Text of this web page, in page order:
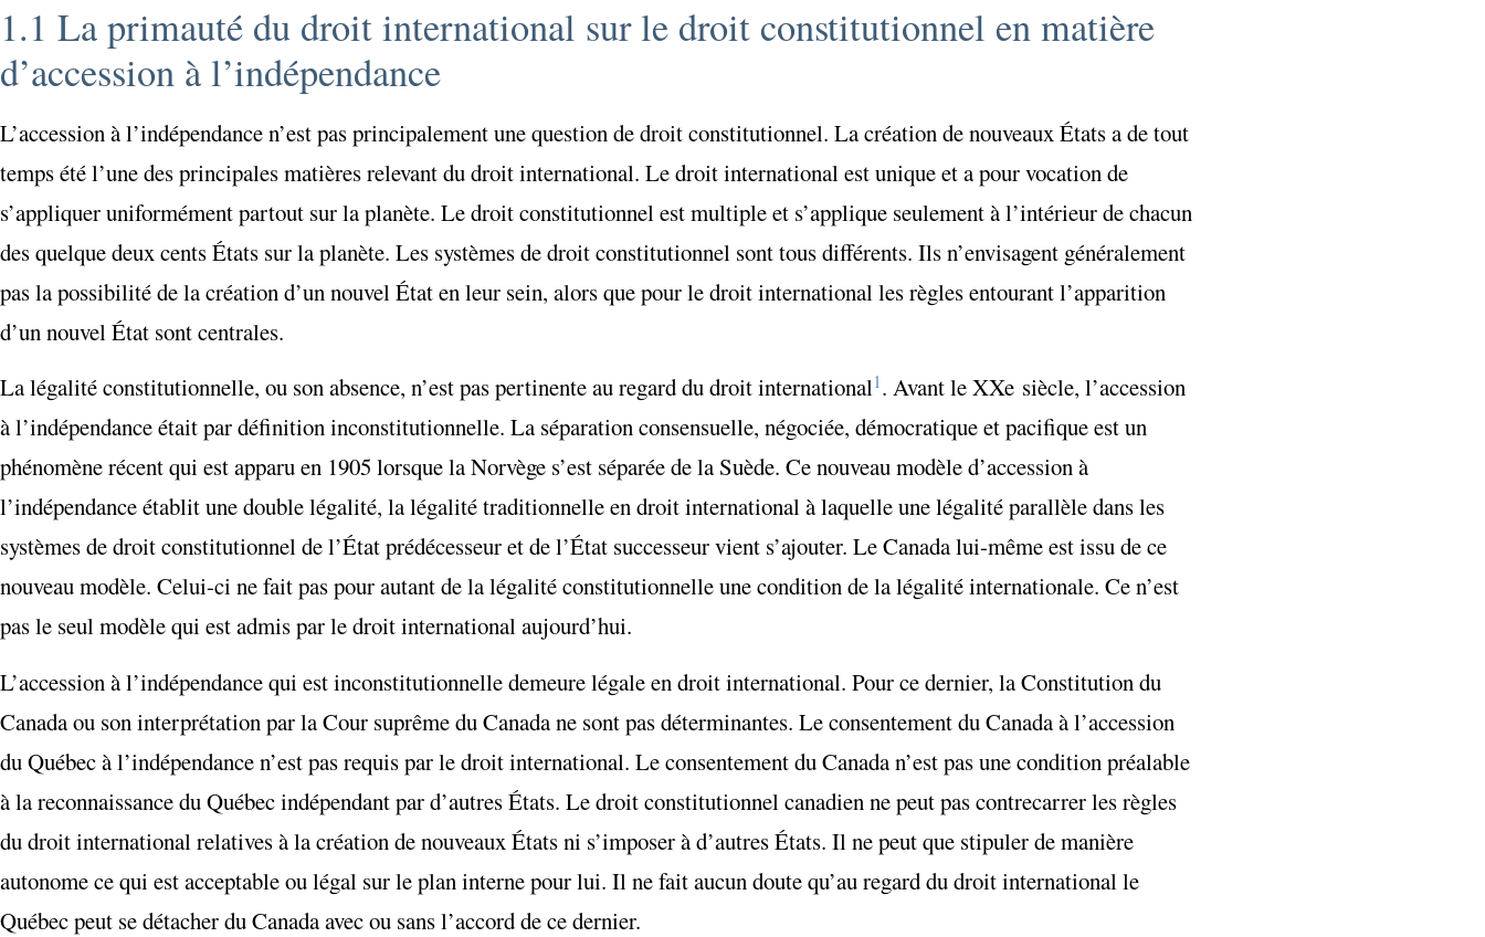
1.1 La primauté du droit international sur le droit constitutionnel en matière
d’accession à l’indépendance
L’accession à l’indépendance n’est pas principalement une question de droit constitutionnel. La création de nouveaux États a de tout
temps été l’une des principales matières relevant du droit international. Le droit international est unique et a pour vocation de
s’appliquer uniformément partout sur la planète. Le droit constitutionnel est multiple et s’applique seulement à l’intérieur de chacun
des quelque deux cents États sur la planète. Les systèmes de droit constitutionnel sont tous différents. Ils n’envisagent généralement
pas la possibilité de la création d’un nouvel État en leur sein, alors que pour le droit international les règles entourant l’apparition
d’un nouvel État sont centrales.
La légalité constitutionnelle, ou son absence, n’est pas pertinente au regard du droit international1 . Avant le XXe siècle, l’accession
à l’indépendance était par définition inconstitutionnelle. La séparation consensuelle, négociée, démocratique et pacifique est un
phénomène récent qui est apparu en 1905 lorsque la Norvège s’est séparée de la Suède. Ce nouveau modèle d’accession à
l’indépendance établit une double légalité, la légalité traditionnelle en droit international à laquelle une légalité parallèle dans les
systèmes de droit constitutionnel de l’État prédécesseur et de l’État successeur vient s’ajouter. Le Canada lui-même est issu de ce
nouveau modèle. Celui-ci ne fait pas pour autant de la légalité constitutionnelle une condition de la légalité internationale. Ce n’est
pas le seul modèle qui est admis par le droit international aujourd’hui.
L’accession à l’indépendance qui est inconstitutionnelle demeure légale en droit international. Pour ce dernier, la Constitution du
Canada ou son interprétation par la Cour suprême du Canada ne sont pas déterminantes. Le consentement du Canada à l’accession
du Québec à l’indépendance n’est pas requis par le droit international. Le consentement du Canada n’est pas une condition préalable
à la reconnaissance du Québec indépendant par d’autres États. Le droit constitutionnel canadien ne peut pas contrecarrer les règles
du droit international relatives à la création de nouveaux États ni s’imposer à d’autres États. Il ne peut que stipuler de manière
autonome ce qui est acceptable ou légal sur le plan interne pour lui. Il ne fait aucun doute qu’au regard du droit international le
Québec peut se détacher du Canada avec ou sans l’accord de ce dernier.